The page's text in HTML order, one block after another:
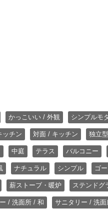
かっこいい / 外観 シンプルモ
ッチン 対面 / キッチン 独立
中庭 テラス バルコニー
ナチュラル シンプル ゴ
薪ストーブ・暖炉 ステンドグ
/ 洗面所 / 和 サニタリー / 洗